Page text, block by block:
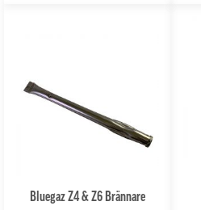
Bluegaz Z4 & Z6 Brännare